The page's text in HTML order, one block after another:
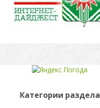
Категории раздела